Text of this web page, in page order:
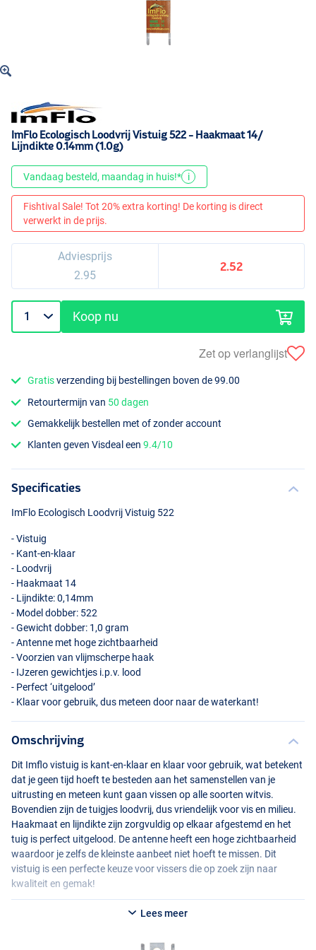
ImFlo Ecologisch Loodvrij Vistuig 522 - Haakmaat 14/
Lijndikte 0.14mm (1.0g)
Vandaag besteld, maandag in huis!* i
Fishtival Sale! Tot 20% extra korting! De korting is direct
verwerkt in de prijs.
Adviesprijs
2.95
2.52
Koop nu
Zet op verlanglijst
Gratisverzending bij bestellingen boven de 99.00
Retourtermijn van 50 dagen
Gemakkelijk bestellen met of zonder account
Klanten geven Visdeal een9.4/10
Specificaties
ImFlo Ecologisch Loodvrij Vistuig 522
- Vistuig
- Kant-en-klaar
- Loodvrij
- Haakmaat 14
- Lijndikte: 0,14mm
- Model dobber: 522
- Gewicht dobber: 1,0 gram
- Antenne met hoge zichtbaarheid
- Voorzien van vlijmscherpe haak
- IJzeren gewichtjes i.p.v. lood
- Perfect ‘uitgelood’
- Klaar voor gebruik, dus meteen door naar de waterkant!
Omschrijving
Dit Imflo vistuig is kant-en-klaar en klaar voor gebruik, wat betekent
dat je geen tijd hoeft te besteden aan het samenstellen van je
uitrusting en meteen kunt gaan vissen op alle soorten witvis.
Bovendien zijn de tuigjes loodvrij, dus vriendelijk voor vis en milieu.
Haakmaat en lijndikte zijn zorgvuldig op elkaar afgestemd en het
tuig is perfect uitgelood. De antenne heeft een hoge zichtbaarheid
waardoor je zelfs de kleinste aanbeet niet hoeft te missen. Dit
vistuig is een perfecte keuze voor vissers die op zoek zijn naar
kwaliteit en gemak!
Lees meer